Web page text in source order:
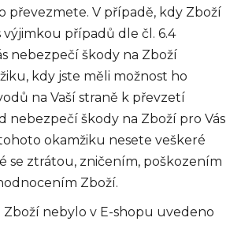
převezmete. V případě, kdy Zboží
výjimkou případů dle čl. 6.4
nebezpečí škody na Zboží
kdy jste měli možnost ho
na Vaší straně k převzetí
nebezpečí škody na Zboží pro Vás
okamžiku nesete veškeré
se ztrátou, zničením, poškozením
Zboží.
Zboží nebylo v E-shopu uvedeno